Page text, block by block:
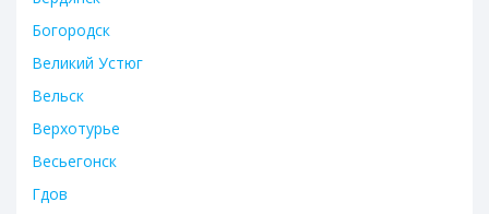
Богородск
Великий Устюг
Вельск
Верхотурье
Весьегонск
Гдов